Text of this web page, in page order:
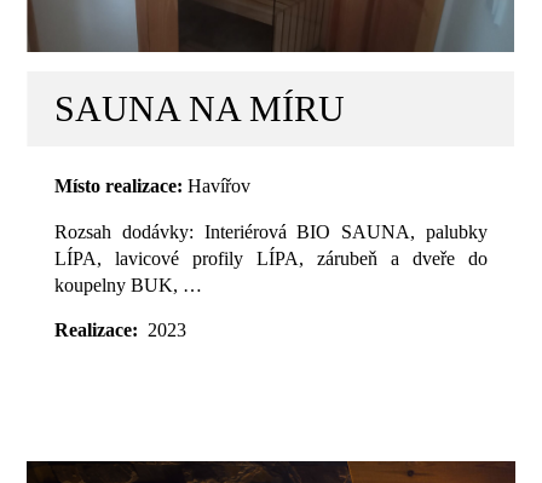
SAUNA NA MÍRU
Místo realizace: Havířov
Rozsah dodávky: Interiérová BIO SAUNA, palubky
LÍPA, lavicové profily LÍPA, zárubeň a dveře do
koupelny BUK, …
Realizace: 2023